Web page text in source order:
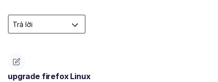
upgrade firefox Linux